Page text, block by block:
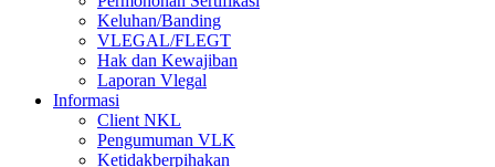
Keluhan/Banding
VLEGAL/FLEGT
Hak dan Kewajiban
Laporan Vlegal
Informasi
Client NKL
Pengumuman VLK
Ketidakberpihakan